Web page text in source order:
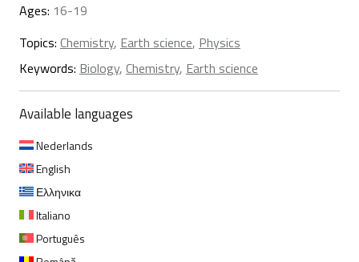
Ages: 16-19
Topics: Chemistry, Earth science, Physics
Keywords: Biology, Chemistry, Earth science
Available languages
Nederlands
English
Ελληνικα
Italiano
Português